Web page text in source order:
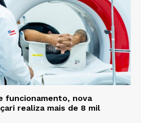
funcionamento, nova
realiza mais de 8 mil